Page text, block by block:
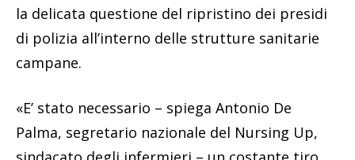
la delicata questione del ripristino dei presidi
di polizia all’interno delle strutture sanitarie
campane.
«E’ stato necessario – spiega Antonio De
Palma, segretario nazionale del Nursing Up,